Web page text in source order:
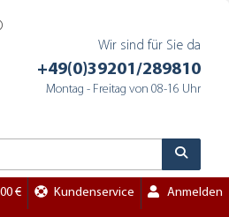
Wir sind für Sie da
+49(0)39201/289810
Montag - Freitag von 08-16 Uhr
€ Kundenservice Anmelden